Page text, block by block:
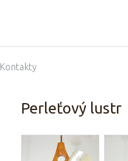
Kontakty
Perleťový lustr